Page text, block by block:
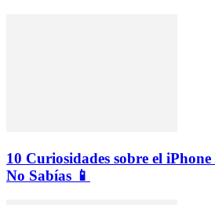
10 Curiosidades sobre el
No Sabías 📱